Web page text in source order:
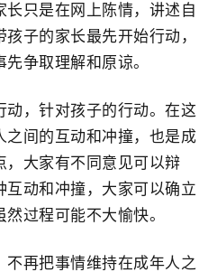
只是在网上陈情，讲述自
子的家长最先开始行动，
争取理解和原谅。
，针对孩子的行动。在这
之间的互动和冲撞，也是成
大家有不同意见可以辩
动和冲撞，大家可以确立
过程可能不大愉快。
再把事情维持在成年人之